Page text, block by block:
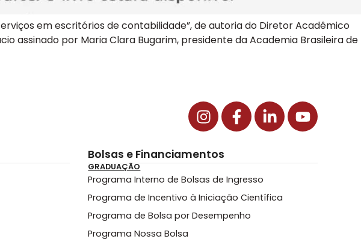
em escritórios de contabilidade”, de autoria do Diretor Acadêmico
assinado por Maria Clara Bugarim, presidente da Academia Brasileira de
Bolsas e Financiamentos
GRADUAÇÃO
Programa Interno de Bolsas de Ingresso
Programa de Incentivo à Iniciação Científica
Programa de Bolsa por Desempenho
Programa Nossa Bolsa